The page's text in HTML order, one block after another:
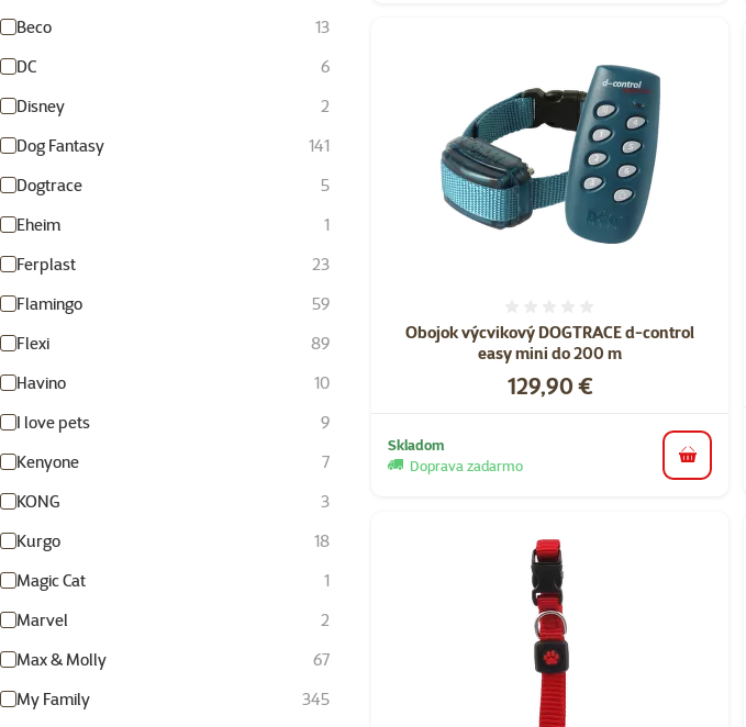
Beco
13
DC
6
Disney
2
Dog Fantasy
141
Dogtrace
5
Eheim
1
Ferplast
23
Flamingo
59
Flexi
89
Havino
10
I love pets
9
Kenyone
7
KONG
3
Kurgo
18
Magic Cat
1
Marvel
2
Max & Molly
67
My Family
345
Obojok výcvikový DOGTRACE d-control
easy mini do 200 m
Cena
129,90 €
Skladom
Doprava zadarmo
do košíka